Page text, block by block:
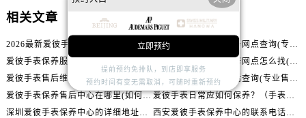
山西省太原市迎泽区迎泽街道解放路15号亨得利名表维修授权店3楼爱彼售后服务中心（需提前预约）
天津市和平区赤峰道136号天津国际金融中心26层2603室爱彼售后服务中心（需提前预约）
安徽省安庆市迎江区人民路爱彼售后服务中心（需提前预约）
安徽省蚌埠市蚌山区淮河路爱彼售后服务中心（需提前预约）
相关文章
2026最新爱彼手表保养服务中心网点地址调研报告
爱彼手表保养维修服务网点查询(专业维修)
爱彼手表保养售后维修网点怎么找(爱彼手表售后服务指南)
爱彼手表售后维修部(专业维修爱彼手表，售后服务保障)
爱彼手表保养服务电话查询(专业售后服务电话)
爱彼手表保养售后中心在哪里(如何找到最近的爱彼手表维修中心)
爱彼手表日常应如何保养？（手表保养要点）
深圳爱彼手表保养中心的详细地址在哪？
西安爱彼手表保养中心的联系电话是多少？
立即预约
提前预约免排队，到店即享服务
预约时间有变无需取消，可随时重新预约